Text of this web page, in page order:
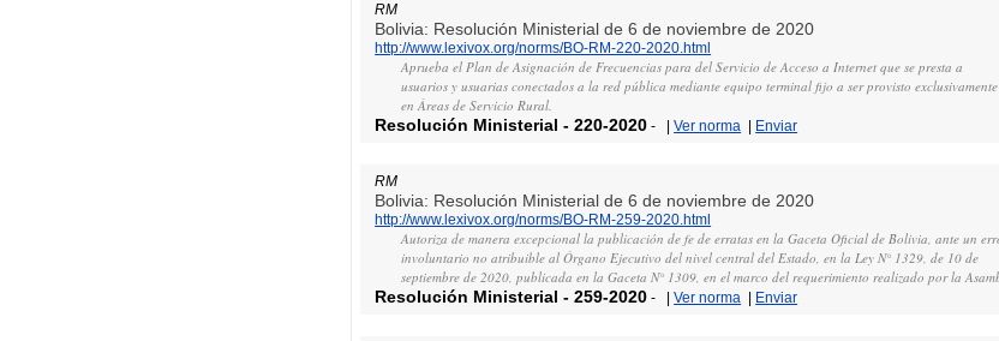
RM
Bolivia: Resolución Ministerial de 6 de noviembre de 2020
http://www.lexivox.org/norms/BO-RM-220-2020.html
Aprueba el Plan de Asignación de Frecuencias para del Servicio de Acceso a Internet que se presta a
usuarios y usuarias conectados a la red pública mediante equipo terminal fijo a ser provisto exclusivamente
en Áreas de Servicio Rural.
Resolución Ministerial -220-2020 - |Ver norma Enviar
RM
Bolivia: Resolución Ministerial de 6 de noviembre de 2020
http://www.lexivox.org/norms/BO-RM-259-2020.html
Autoriza de manera excepcional la publicación de fe de erratas en la Gaceta Oficial de Bolivia, ante un
involuntario no atribuible al Órgano Ejecutivo del nivel central del Estado, en la Ley N° 1329, de 10 de
septiembre de 2020, publicada en la Gaceta N° 1309, en el marco del requerimiento realizado por la
Resolución Ministerial -259-2020 - |Ver norma Enviar